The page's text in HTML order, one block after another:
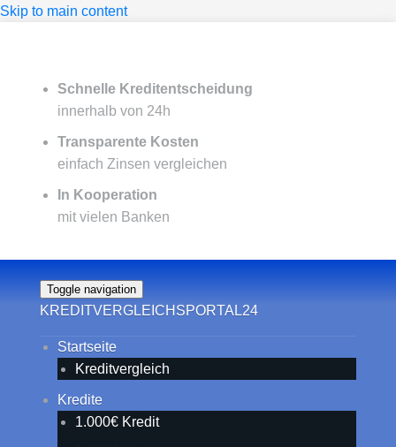
Skip to main content
Schnelle Kreditentscheidung
innerhalb von 24h
Transparente Kosten
einfach Zinsen vergleichen
In Kooperation
mit vielen Banken
Toggle navigation
KREDITVERGLEICHSPORTAL24
Startseite
Kreditvergleich
Kredite
1.000€ Kredit